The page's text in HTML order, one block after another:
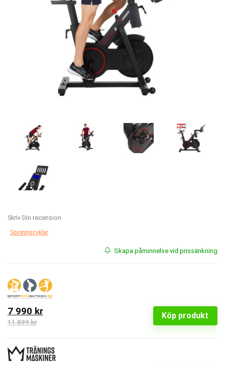
Skriv Din recension
Spinningcyklar
Skapa påminnelse vid prissänkning
Köp produkt
7 990 kr
11 899 kr